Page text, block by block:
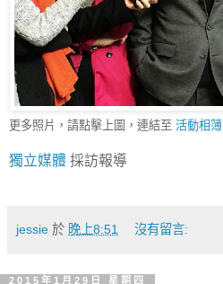
更多照片，請點擊上圖，連結至 活動相簿
獨立媒體 採訪報導
jessie 於 晚上8:51 沒有留言:
2015年1月29日 星期四